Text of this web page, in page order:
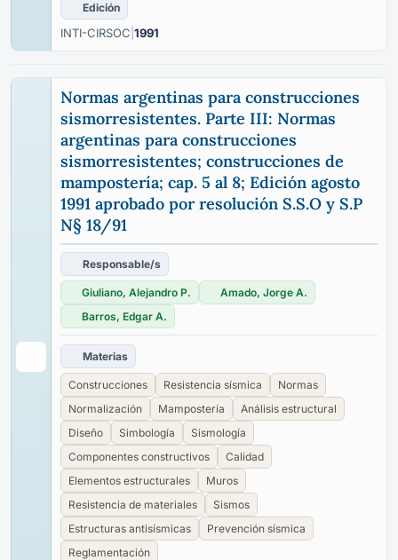
Edición
INTI-CIRSOC 1991
Normas argentinas para construcciones
sismorresistentes. Parte III: Normas
argentinas para construcciones
sismorresistentes; construcciones de
mampostería; cap. 5 al 8; Edición agosto
1991 aprobado por resolución S.S.O y S.P
N§ 18/91
Responsable/s
Giuliano, Alejandro P.
Amado, Jorge A.
Barros, Edgar A.
Materias
Construcciones Resistencia sísmica
Normas
Normalización
Mampostería
Análisis estructural
Diseño
Simbología
Sismología
Componentes constructivos
Calidad
Elementos estructurales
Muros
Resistencia de materiales
Sismos
Estructuras antisísmicas
Prevención sísmica
Reglamentación